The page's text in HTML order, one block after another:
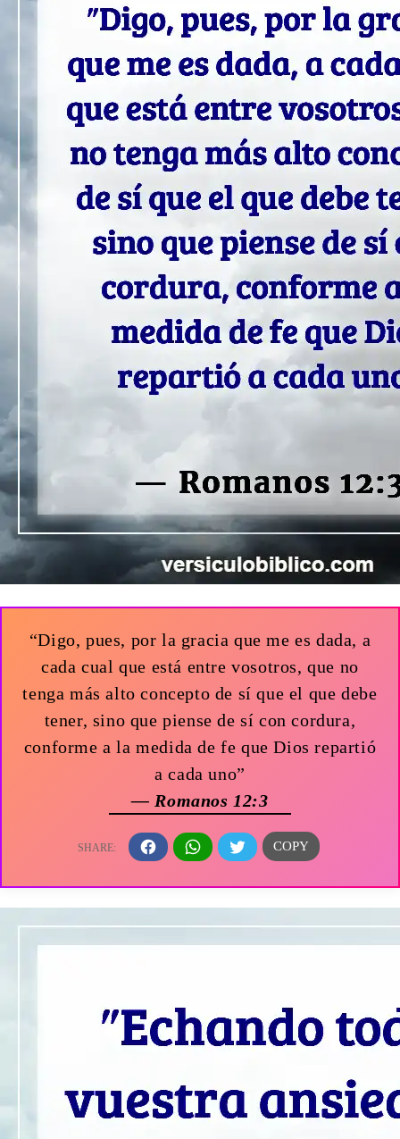
“Digo, pues, por la gracia que me es dada, a
cada cual que está entre vosotros, que no
tenga más alto concepto de sí que el que debe
tener, sino que piense de sí con cordura,
conforme a la medida de fe que Dios repartió
a cada uno”
— Romanos 12:3